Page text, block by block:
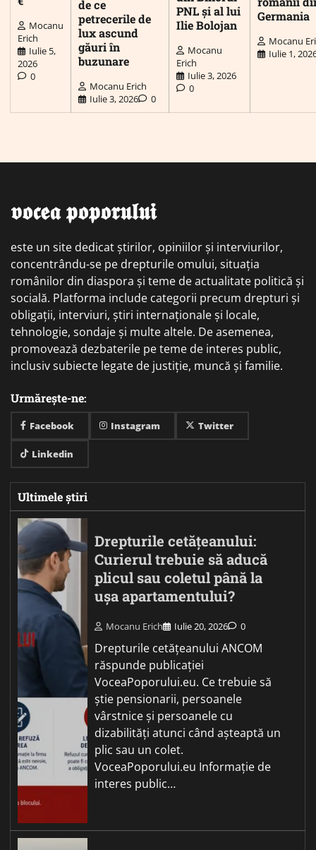
Mocanu
Erich
Iulie 5,
2026
0
de ce
petrecerile de
lux ascund
găuri în
buzunare
Mocanu Erich
Iulie 3, 2026
0
PNL și al lui
Ilie Bolojan
Mocanu
Erich
Iulie 3, 2026
0
Germania
Mocanu
Iulie 1,
𝖛𝖔𝖈𝖊𝖆 𝖕𝖔𝖕𝖔𝖗𝖚𝖑𝖚𝖎
este un site dedicat știrilor, opiniilor și interviurilor,
concentrându-se pe drepturile omului, situația
românilor din diaspora și teme de actualitate politică și
socială. Platforma include categorii precum drepturi și
obligații, interviuri, știri internaționale și locale,
tehnologie, sondaje și multe altele. De asemenea,
promovează dezbaterile pe teme de interes public,
inclusiv subiecte legate de justiție, muncă și familie.
Urmărește-ne:
Facebook Instagram Twitter
Linkedin
Ultimele știri
Drepturile cetățeanului:
Curierul trebuie să aducă
plicul sau coletul până la
ușa apartamentului?
Mocanu Erich Iulie 20, 2026 0
Drepturile cetățeanului ANCOM
răspunde publicației
VoceaPoporului.eu. Ce trebuie să
știe pensionarii, persoanele
vârstnice și persoanele cu
dizabilități atunci când așteaptă un
plic sau un colet.
VoceaPoporului.eu Informație de
interes public…